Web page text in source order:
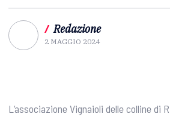
/ Redazione
2 MAGGIO 2024
L’associazione Vignaioli delle colline di